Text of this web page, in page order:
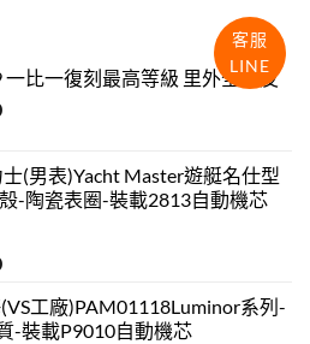
一比一復刻最高等級 里外全羊皮
(男表)Yacht Master遊艇名仕型
-陶瓷表圈-裝載2813自動機芯
工廠)PAM01118Luminor系列-
-裝載P9010自動機芯
客服
LINE